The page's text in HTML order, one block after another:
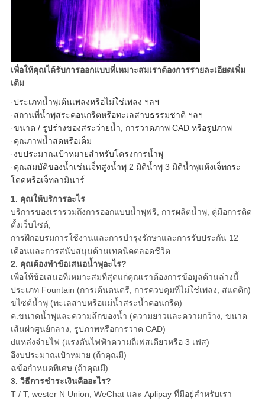
เพื่อให้คุณได้รับการออกแบบที่เหมาะสมเราต้องการรายละเอียดเพิ่ม
เติม
·ประเภทน้ำพุเต้นเพลงหรือไม่ใช่เพลง ฯลฯ
·สถานที่น้ำพุสระคอนกรีตหรือทะเลสาบธรรมชาติ ฯลฯ
·ขนาด / รูปร่างของสระว่ายน้ำ, การวาดภาพ CAD หรือรูปภาพ
·คุณภาพน้ำสดหรือเค็ม
·งบประมาณเป้าหมายสำหรับโครงการน้ำพุ
·คุณสมบัติของน้ำเช่นเจ็ทสูงน้ำพุ 2 มิติน้ำพุ 3 มิติน้ำพุแห้งเจ็ทกระ
โดดหรือเจ็ทลามินาร์
1. คุณให้บริการอะไร
บริการของเรารวมถึงการออกแบบน้ำพุฟรี, การผลิตน้ำพุ, คู่มือการติด
ตั้งเว็บไซต์,
การฝึกอบรมการใช้งานและการบำรุงรักษาและการรับประกัน 12
เดือนและการสนับสนุนด้านเทคนิคตลอดชีวิต
2. คุณต้องทำข้อเสนอน้ำพุอะไร?
เพื่อให้ข้อเสนอที่เหมาะสมที่สุดแก่คุณเราต้องการข้อมูลด้านล่างนี้
ประเภท Fountain (การเต้นดนตรี, การควบคุมที่ไม่ใช่เพลง, สแตติก)
ขไซต์น้ำพุ (ทะเลสาบหรือแม่น้ำสระน้ำคอนกรีต)
ค.ขนาดน้ำพุและความลึกของน้ำ (ความยาวและความกว้าง, ขนาด
เส้นผ่าศูนย์กลาง, รูปภาพหรือการวาด CAD)
dแหล่งจ่ายไฟ (แรงดันไฟฟ้าความถี่เฟสเดียวหรือ 3 เฟส)
อีงบประมาณเป้าหมาย (ถ้าคุณมี)
ฉข้อกำหนดพิเศษ (ถ้าคุณมี)
3. วิธีการชำระเงินคืออะไร?
T / T, wester N Union, WeChat และ Aplipay ที่มีอยู่สำหรับเรา